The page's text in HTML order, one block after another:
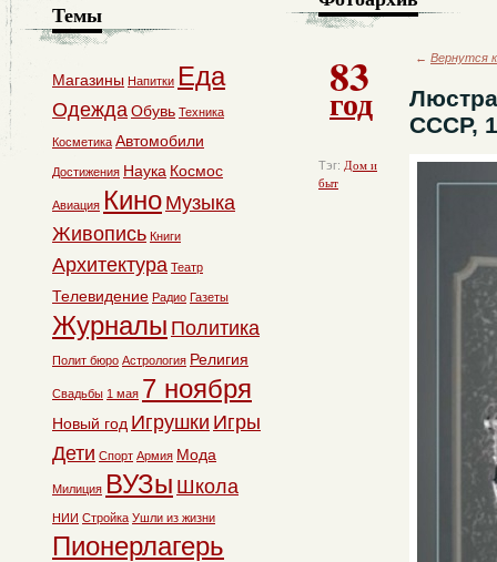
83
год
Тэг: Дом и
быт
← Вернутся
СССР,
Темы
Магазины Напитки Еда
ОдеждаОбувь Техника
Косметика Автомобили
Достижения Наука Космос
Авиация Кино Музыка
Живопись Книги
Архитектура Театр
Телевидение Радио Газеты
Журналы Политика
Полит бюро Астрология Религия
Свадьбы 1 мая 7 ноября
Новый год Игрушки Игры
Дети Спорт Армия Мода
Милиция ВУЗы Школа
НИИ Стройка Ушли из жизни
Пионерлагерь